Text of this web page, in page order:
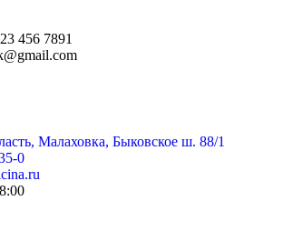
456 7891
Малаховка, Быковское ш. 88/1
0